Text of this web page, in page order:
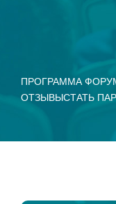
ПРОГРАММА
ОТЗЫВЫСТАТЬ